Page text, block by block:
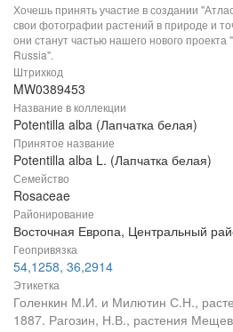
Хочешь принять участие в создании
свои фотографии растений в природе и
они станут частью нашего нового
Russia".
Штрихкод
MW0389453
Название в коллекции
Potentilla alba (Лапчатка белая)
Принятое название
Potentilla alba L. (Лапчатка белая)
Семейство
Rosaceae
Районирование
Восточная Европа, Центральный
Геопривязка
54,1258, 36,2914
Этикетка
Голенкин М.И. и Милютин С.Н.,
1887. Рагозин, Н.В., растения